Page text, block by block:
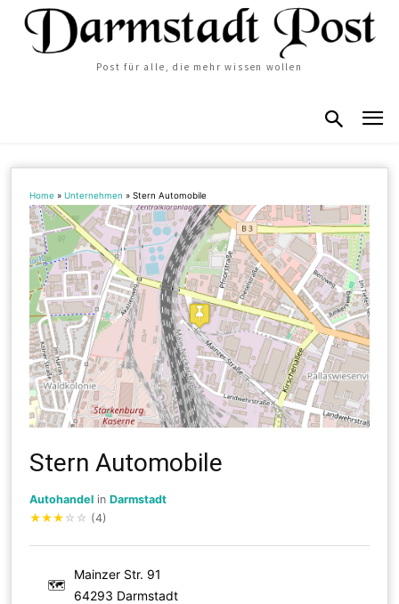
Post für alle, die mehr wissen wollen
Home »Unternehmen »Stern Automobile
Stern Automobile
Autohandel inDarmstadt
★★★ ☆ ☆ (4)
🗺
Mainzer Str. 91
64293 Darmstadt